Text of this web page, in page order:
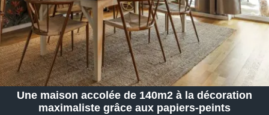
Une maison accolée de 140m2 à la décoration
maximaliste grâce aux papiers-peints